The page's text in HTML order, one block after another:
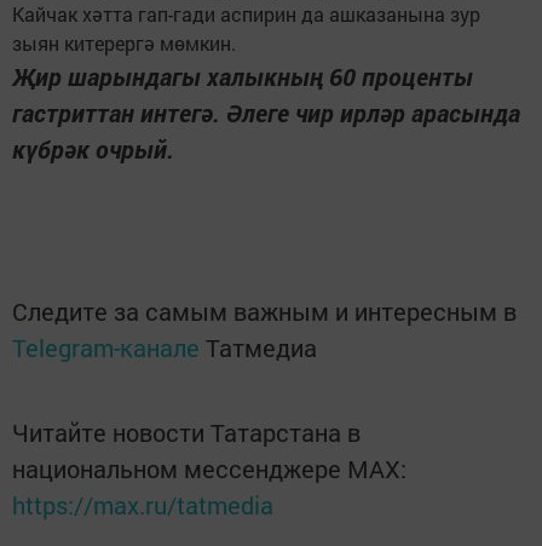
Кайчак хәтта гап-гади аспирин да ашказанына зур
зыян китерергә мөмкин.
Җир шарындагы халыкның 60 проценты
гастриттан интегә. Әлеге чир ирләр арасында
күбрәк очрый.
Следите за самым важным и интересным в
Telegram-канале Татмедиа
Читайте новости Татарстана в
национальном мессенджере MАХ:
https://max.ru/tatmedia